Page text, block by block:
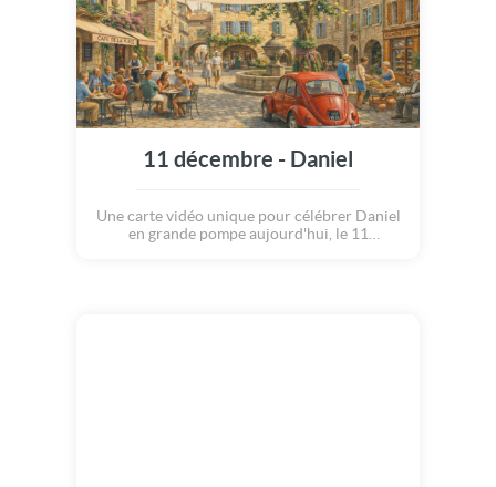
11 décembre - Daniel
Une carte vidéo unique pour célébrer Daniel
en grande pompe aujourd'hui, le 11